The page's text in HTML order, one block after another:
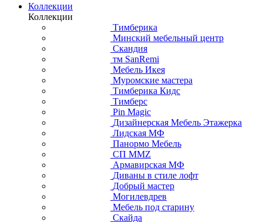
Коллекции
Коллекции
Тимберика
Минский мебельный центр
Скандия
тм SanRemi
Мебель Икея
Муромские мастера
Тимберика Кидс
Тимберс
Pin Magic
Дизайнерская Мебель Этажерка
Лидская МФ
Панормо Мебель
СП ММZ
Армавирская МФ
Диваны в стиле лофт
Добрый мастер
Могилевдрев
Мебель под старину
Скайда